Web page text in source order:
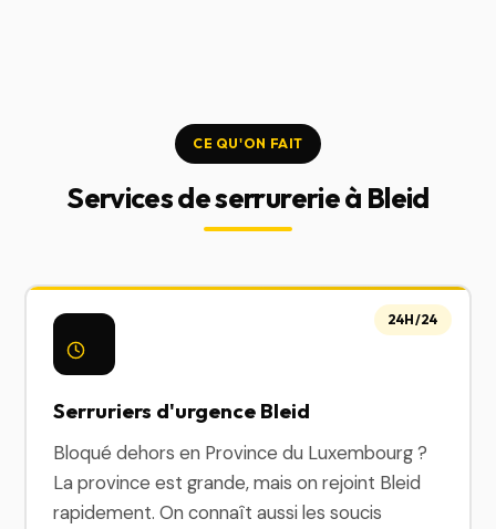
CE QU'ON FAIT
Services de serrurerie à Bleid
Serruriers d'urgence Bleid
Bloqué dehors en Province du Luxembourg ?
La province est grande, mais on rejoint Bleid
rapidement. On connaît aussi les soucis
24H/24